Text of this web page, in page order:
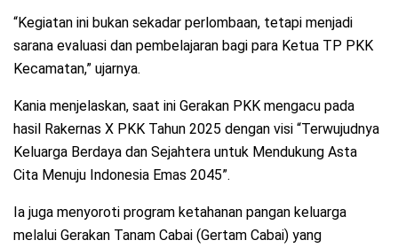
“Kegiatan ini bukan sekadar perlombaan, tetapi menjadi
sarana evaluasi dan pembelajaran bagi para Ketua TP PKK
Kecamatan,” ujarnya.
Kania menjelaskan, saat ini Gerakan PKK mengacu pada
hasil Rakernas X PKK Tahun 2025 dengan visi “Terwujudnya
Keluarga Berdaya dan Sejahtera untuk Mendukung Asta
Cita Menuju Indonesia Emas 2045”.
Ia juga menyoroti program ketahanan pangan keluarga
melalui Gerakan Tanam Cabai (Gertam Cabai) yang